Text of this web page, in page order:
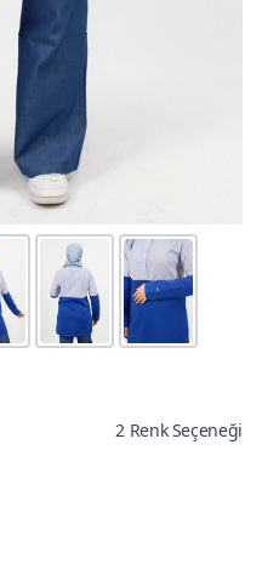
2 Renk Seçeneği